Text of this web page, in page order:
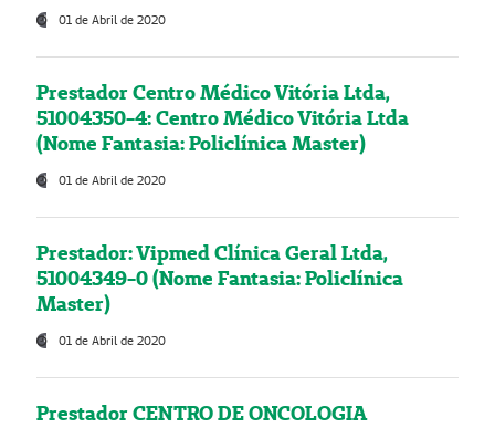
01 de Abril de 2020
Prestador Centro Médico Vitória Ltda,
51004350-4: Centro Médico Vitória Ltda
(Nome Fantasia: Policlínica Master)
01 de Abril de 2020
Prestador: Vipmed Clínica Geral Ltda,
51004349-0 (Nome Fantasia: Policlínica
Master)
01 de Abril de 2020
Prestador CENTRO DE ONCOLOGIA